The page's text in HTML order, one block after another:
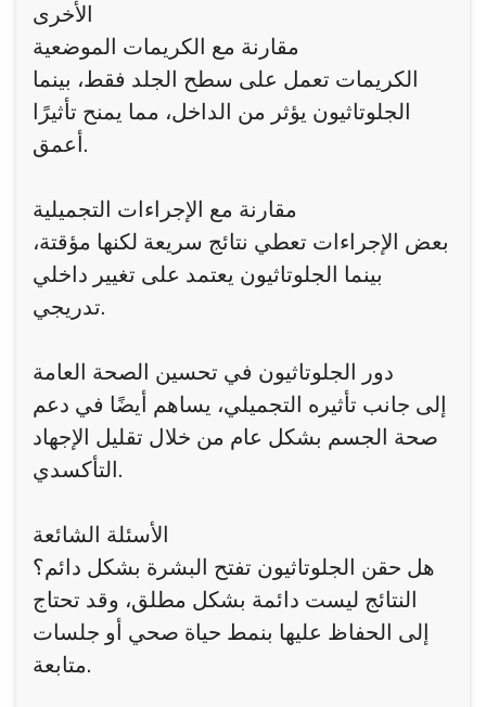
الأخرى
مقارنة مع الكريمات الموضعية
الكريمات تعمل على سطح الجلد فقط، بينما
الجلوتاثيون يؤثر من الداخل، مما يمنح تأثيرًا
أعمق.
مقارنة مع الإجراءات التجميلية
بعض الإجراءات تعطي نتائج سريعة لكنها مؤقتة،
بينما الجلوتاثيون يعتمد على تغيير داخلي
تدريجي.
دور الجلوتاثيون في تحسين الصحة العامة
إلى جانب تأثيره التجميلي، يساهم أيضًا في دعم
صحة الجسم بشكل عام من خلال تقليل الإجهاد
التأكسدي.
الأسئلة الشائعة
هل حقن الجلوتاثيون تفتح البشرة بشكل دائم؟
النتائج ليست دائمة بشكل مطلق، وقد تحتاج
إلى الحفاظ عليها بنمط حياة صحي أو جلسات
متابعة.